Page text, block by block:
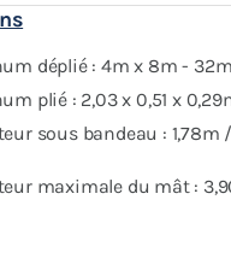
déplié : 4m x 8m -
plié : 2,03 x 0,51 x
sous bandeau : 1,78m
maximale du mât :